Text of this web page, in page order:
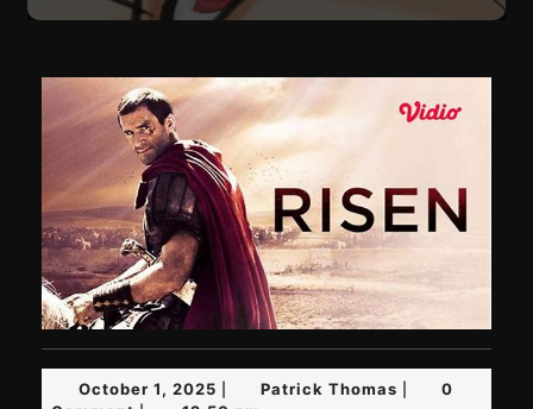
October 1, 2025 OctoberPatrick Thomas Patrick
0